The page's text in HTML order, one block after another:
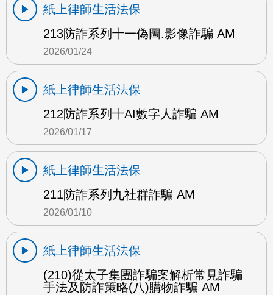
紙上律師生活法保
213防詐系列十一偽圖.影像詐騙 AM
2026/01/24
紙上律師生活法保
212防詐系列十AI數字人詐騙 AM
2026/01/17
紙上律師生活法保
211防詐系列九社群詐騙 AM
2026/01/10
紙上律師生活法保
(210)從太子集團詐騙案解析常見詐騙
手法及防詐策略(八)購物詐騙 AM